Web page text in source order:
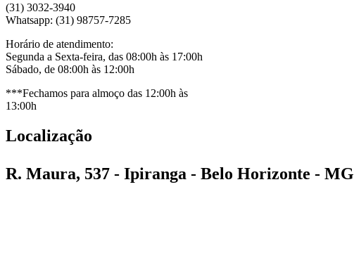
(31) 3032-3940
Whatsapp: (31) 98757-7285
Horário de atendimento:
Segunda a Sexta-feira, das 08:00h às 17:00h
Sábado, de 08:00h às 12:00h
***Fechamos para almoço das 12:00h às
13:00h
Localização
R. Maura, 537 - Ipiranga - Belo Horizonte - MG